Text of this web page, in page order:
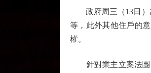
政府周三（13日）起
等，此外其他住戶的
權。
針對業主立案法團管